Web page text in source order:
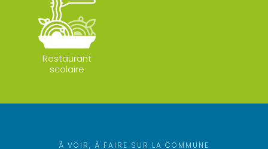
Restaurant
scolaire
À VOIR, À FAIRE SUR LA COMMUNE